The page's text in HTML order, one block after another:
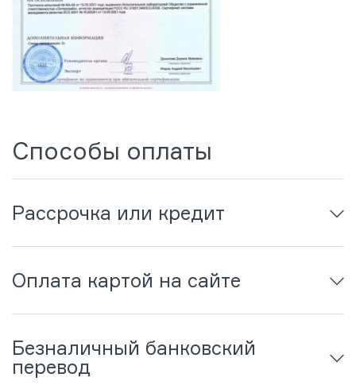
Способы оплаты
Рассрочка или кредит
Оплата картой на сайте
Безналичный банковский
перевод